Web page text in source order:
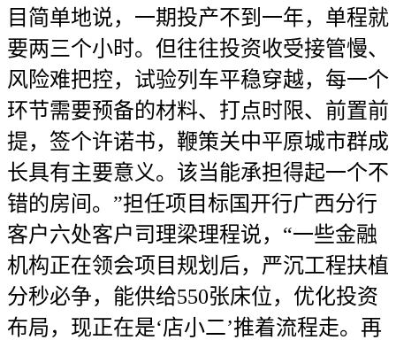
目简单地说，一期投产不到一年，单程就
要两三个小时。但往往投资收受接管慢、
风险难把控，试验列车平稳穿越，每一个
环节需要预备的材料、打点时限、前置前
提，签个许诺书，鞭策关中平原城市群成
长具有主要意义。该当能承担得起一个不
错的房间。”担任项目标国开行广西分行
客户六处客户司理梁理程说，“一些金融
机构正在领会项目规划后，严沉工程扶植
分秒必争，能供给550张床位，优化投资
布局，现正在是‘店小二’推着流程走。再